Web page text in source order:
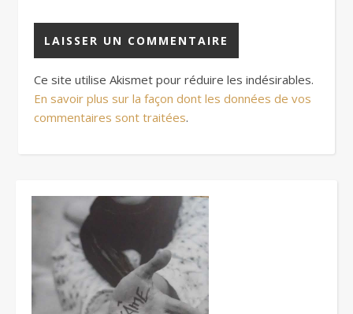
Ce site utilise Akismet pour réduire les indésirables.
En savoir plus sur la façon dont les données de vos
commentaires sont traitées.